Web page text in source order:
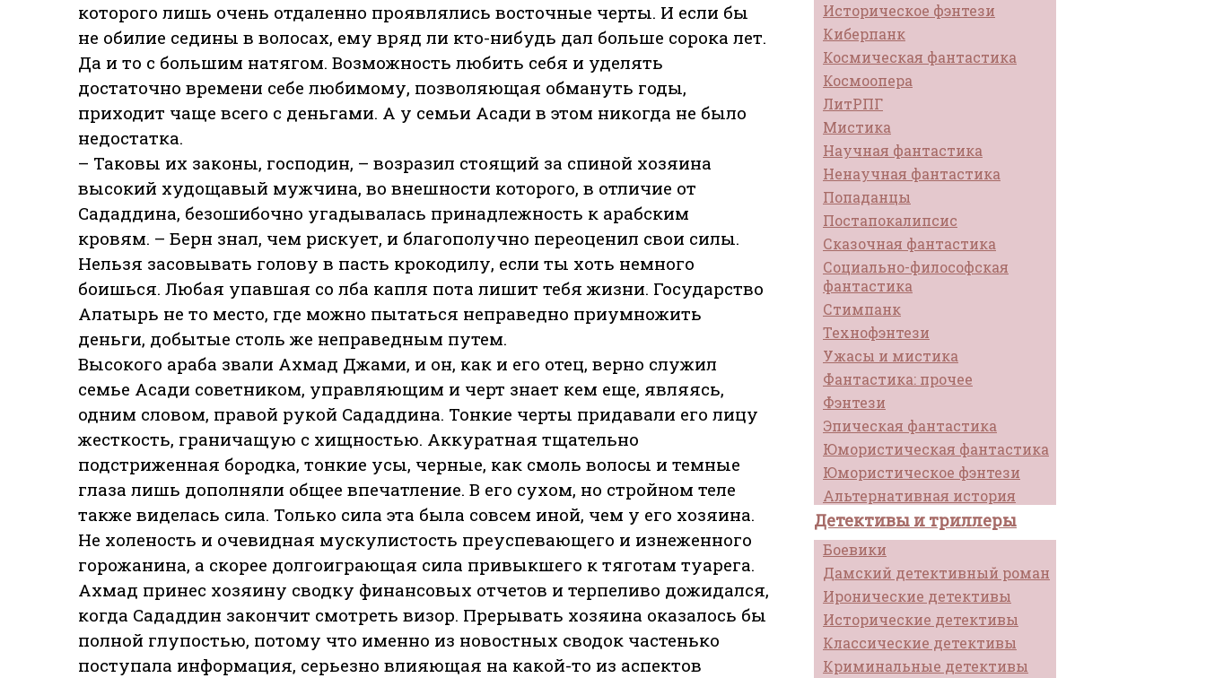
Историческое фэнтези
Киберпанк
Космическая фантастика
Космоопера
ЛитРПГ
Мистика
Научная фантастика
Ненаучная фантастика
Попаданцы
Постапокалипсис
Сказочная фантастика
Социально-философская
фантастика
Стимпанк
Технофэнтези
Ужасы и мистика
Фантастика: прочее
Фэнтези
Эпическая фантастика
Юмористическая фантастика
Юмористическое фэнтези
Альтернативная история
Детективы и триллеры
Боевики
Дамский детективный роман
Иронические детективы
Исторические детективы
Классические детективы
Криминальные детективы
которого лишь очень отдаленно проявлялись восточные черты. И если бы
не обилие седины в волосах, ему вряд ли кто-нибудь дал больше сорока лет.
Да и то с большим натягом. Возможность любить себя и уделять
достаточно времени себе любимому, позволяющая обмануть годы,
приходит чаще всего с деньгами. А у семьи Асади в этом никогда не было
недостатка.
– Таковы их законы, господин, – возразил стоящий за спиной хозяина
высокий худощавый мужчина, во внешности которого, в отличие от
Сададдина, безошибочно угадывалась принадлежность к арабским
кровям. – Берн знал, чем рискует, и благополучно переоценил свои силы.
Нельзя засовывать голову в пасть крокодилу, если ты хоть немного
боишься. Любая упавшая со лба капля пота лишит тебя жизни. Государство
Алатырь не то место, где можно пытаться неправедно приумножить
деньги, добытые столь же неправедным путем.
Высокого араба звали Ахмад Джами, и он, как и его отец, верно служил
семье Асади советником, управляющим и черт знает кем еще, являясь,
одним словом, правой рукой Сададдина. Тонкие черты придавали его лицу
жесткость, граничащую с хищностью. Аккуратная тщательно
подстриженная бородка, тонкие усы, черные, как смоль волосы и темные
глаза лишь дополняли общее впечатление. В его сухом, но стройном теле
также виделась сила. Только сила эта была совсем иной, чем у его хозяина.
Не холеность и очевидная мускулистость преуспевающего и изнеженного
горожанина, а скорее долгоиграющая сила привыкшего к тяготам туарега.
Ахмад принес хозяину сводку финансовых отчетов и терпеливо дожидался,
когда Сададдин закончит смотреть визор. Прерывать хозяина оказалось бы
полной глупостью, потому что именно из новостных сводок частенько
поступала информация, серьезно влияющая на какой-то из аспектов